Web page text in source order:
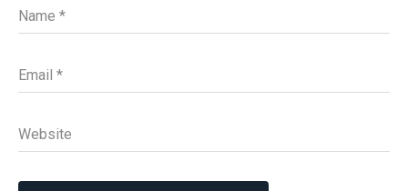
Name *
Email *
Website